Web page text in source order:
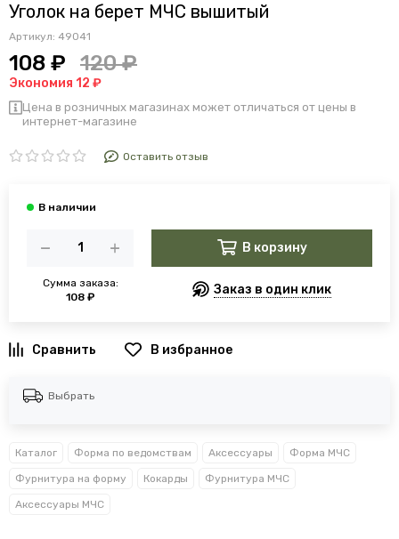
Уголок на берет МЧС вышитый
Артикул: 49041
108 ₽ 120 ₽
Экономия 12 ₽
Цена в розничных магазинах может отличаться от цены в
интернет-магазине
Оставить отзыв
Сумма заказа:
108 ₽
В корзину
Заказ в один клик
В избранное
Выбрать
Каталог Форма по ведомствам Аксессуары Форма МЧС
Фурнитура на форму Кокарды Фурнитура МЧС
Аксессуары МЧС